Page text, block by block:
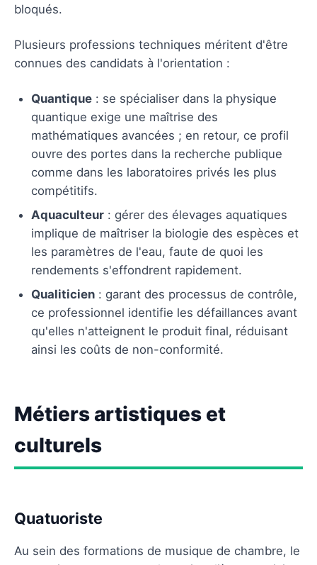
bloqués.
Plusieurs professions techniques méritent d'être
connues des candidats à l'orientation :
Quantique : se spécialiser dans la physique
quantique exige une maîtrise des
mathématiques avancées ; en retour, ce profil
ouvre des portes dans la recherche publique
comme dans les laboratoires privés les plus
compétitifs.
Aquaculteur : gérer des élevages aquatiques
implique de maîtriser la biologie des espèces et
les paramètres de l'eau, faute de quoi les
rendements s'effondrent rapidement.
Qualiticien : garant des processus de contrôle,
ce professionnel identifie les défaillances avant
qu'elles n'atteignent le produit final, réduisant
ainsi les coûts de non-conformité.
Métiers artistiques et
culturels
Quatuoriste
Au sein des formations de musique de chambre, le